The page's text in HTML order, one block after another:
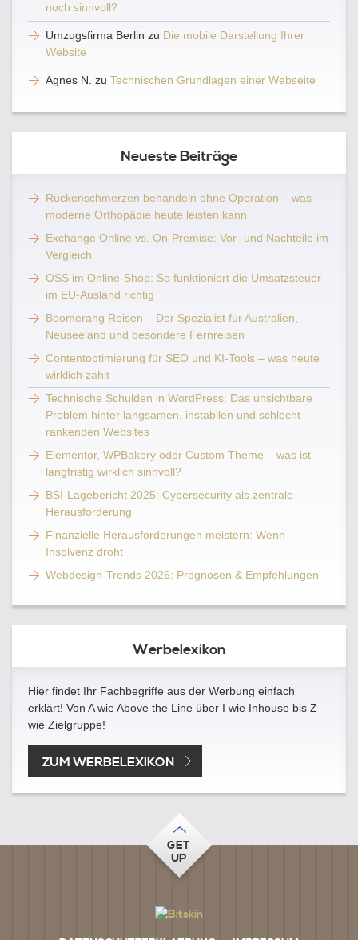
noch sinnvoll?
Umzugsfirma Berlin zu Die mobile Darstellung Ihrer
Website
Agnes N. zu Technischen Grundlagen einer Webseite
Neueste Beiträge
Rückenschmerzen behandeln ohne Operation – was
moderne Orthopädie heute leisten kann
Exchange Online vs. On-Premise: Vor- und Nachteile im
Vergleich
OSS im Online-Shop: So funktioniert die Umsatzsteuer
im EU-Ausland richtig
Boomerang Reisen – Der Spezialist für Australien,
Neuseeland und besondere Fernreisen
Contentoptimierung für SEO und KI-Tools – was heute
wirklich zählt
Technische Schulden in WordPress: Das unsichtbare
Problem hinter langsamen, instabilen und schlecht
rankenden Websites
Elementor, WPBakery oder Custom Theme – was ist
langfristig wirklich sinnvoll?
BSI-Lagebericht 2025: Cybersecurity als zentrale
Herausforderung
Finanzielle Herausforderungen meistern: Wenn
Insolvenz droht
Webdesign-Trends 2026: Prognosen & Empfehlungen
Werbelexikon
Hier findet Ihr Fachbegriffe aus der Werbung einfach
erklärt! Von A wie Above the Line über I wie Inhouse bis Z
wie Zielgruppe!
ZUM WERBELEXIKON
GET
UP